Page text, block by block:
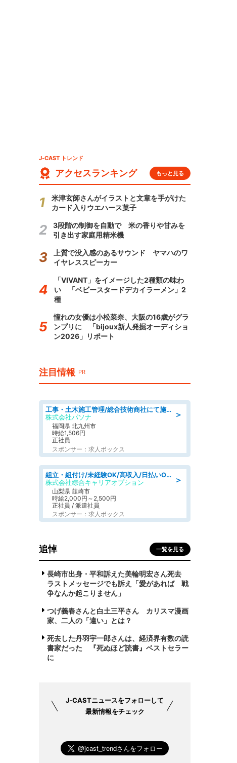
J-CAST トレンド
アクセスランキング もっと見る
米津玄師さんがイラストと文章を手がけた
カード入りウエハース菓子
3段階の制御を自動で 米の香りや甘みを
引き出す家庭用精米機
上質で没入感のあるサウンド ヤマハのワ
イヤレススピーカー
「VIVANT」をイメージした2種類の味わ
い 「ベビースタードデカイラーメン」2
種
憧れの女優は小松菜奈、大阪の16歳がグラ
ンプリに 「bijoux新人発掘オーディショ
ン2026」リポート
注目情報 PR
＞
工事・土木施工管理/総合技術商社にて施工管理のお仕事/即日勤務可/車通勤可/工事・土木施工管理/生産・品質管理
株式会社パソナ
福岡県 北九州市
時給1,506円
正社員
スポンサー：求人ボックス
＞
組立・組付け/未経験OK/高収入/日払いOK/寮費無料/日勤
株式会社綜合キャリアオプション
山梨県 韮崎市
時給2,000円～2,500円
正社員 / 派遣社員
スポンサー：求人ボックス
追悼 一覧を見る
長崎市出身・平和訴えた美輪明宏さん死去
ラストメッセージでも訴え「愛があれば 戦
争なんか起こりません」
つげ義春さんと白土三平さん カリスマ漫画
家、二人の「違い」とは？
死去した丹羽宇一郎さんは、経済界有数の読
書家だった 『死ぬほど読書』ベストセラー
に
J-CASTニュースをフォローして
最新情報をチェック